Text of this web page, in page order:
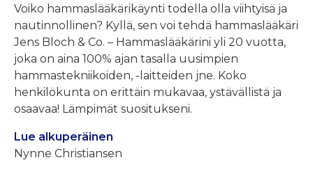
Voiko hammaslääkärikäynti todella olla viihtyisä ja
nautinnollinen? Kyllä, sen voi tehdä hammaslääkäri
Jens Bloch & Co. – Hammaslääkärini yli 20 vuotta,
joka on aina 100% ajan tasalla uusimpien
hammastekniikoiden, -laitteiden jne. Koko
henkilökunta on erittäin mukavaa, ystävällistä ja
osaavaa! Lämpimät suositukseni.
Lue alkuperäinen
Nynne Christiansen